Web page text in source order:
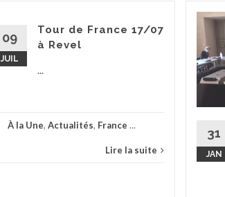
09
JUIL
Tour de France 17/07
à Revel
...
À la Une, Actualités, France ...
Lire la suite
31
JAN